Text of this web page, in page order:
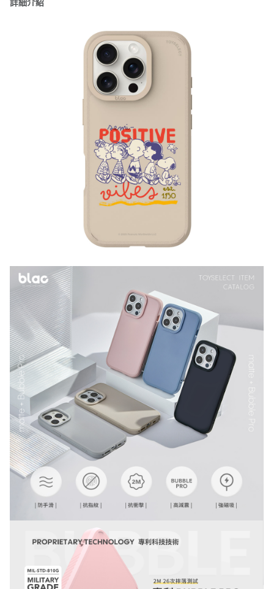
詳細介紹